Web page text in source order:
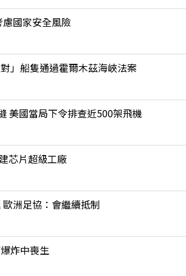
國家安全風險
」船隻通過霍爾木茲海峽法案
美國當局下令排查近500架飛機
芯片超級工廠
洲足協：會繼續抵制
炸中喪生